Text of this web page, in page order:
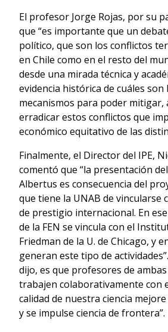
El profesor Jorge Rojas, por su
que “es importante que un
político, que son los conflictos
en Chile como en el resto del
desde una mirada técnica y
evidencia histórica de cuáles son
mecanismos para poder mitigar,
erradicar estos conflictos que
económico equitativo de las
Finalmente, el Director del IPE,
comentó que “la presentación
Albertus es consecuencia del
que tiene la UNAB de vincularse
de prestigio internacional. En
de la FEN se vincula con el
Friedman de la U. de Chicago, y
generan este tipo de
dijo, es que profesores de
trabajen colaborativamente con
calidad de nuestra ciencia
y se impulse ciencia de frontera”.